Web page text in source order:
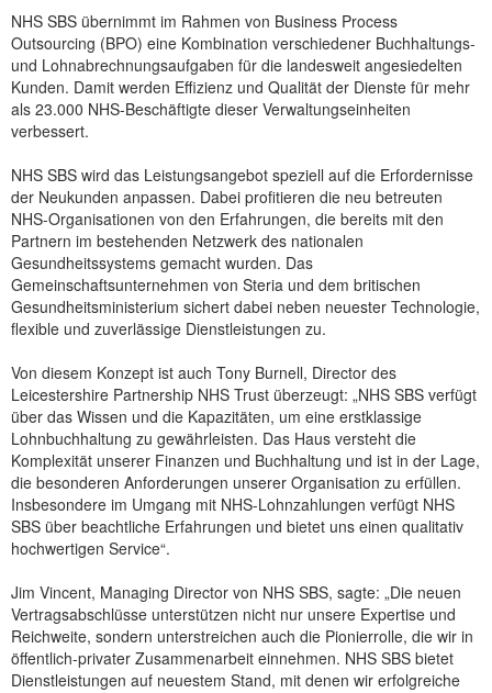
Mitglieder-Beiträge
NEUER BEITRAG
NHS SBS übernimmt im Rahmen von Business Process
Outsourcing (BPO) eine Kombination verschiedener Buchhaltungs-
und Lohnabrechnungsaufgaben für die landesweit angesiedelten
Kunden. Damit werden Effizienz und Qualität der Dienste für mehr
als 23.000 NHS-Beschäftigte dieser Verwaltungseinheiten
verbessert.
NHS SBS wird das Leistungsangebot speziell auf die Erfordernisse
der Neukunden anpassen. Dabei profitieren die neu betreuten
NHS-Organisationen von den Erfahrungen, die bereits mit den
Partnern im bestehenden Netzwerk des nationalen
Gesundheitssystems gemacht wurden. Das
Gemeinschaftsunternehmen von Steria und dem britischen
Gesundheitsministerium sichert dabei neben neuester Technologie,
flexible und zuverlässige Dienstleistungen zu.
Von diesem Konzept ist auch Tony Burnell, Director des
Leicestershire Partnership NHS Trust überzeugt: „NHS SBS verfügt
über das Wissen und die Kapazitäten, um eine erstklassige
Lohnbuchhaltung zu gewährleisten. Das Haus versteht die
Komplexität unserer Finanzen und Buchhaltung und ist in der Lage,
die besonderen Anforderungen unserer Organisation zu erfüllen.
Insbesondere im Umgang mit NHS-Lohnzahlungen verfügt NHS
SBS über beachtliche Erfahrungen und bietet uns einen qualitativ
hochwertigen Service“.
Jim Vincent, Managing Director von NHS SBS, sagte: „Die neuen
Vertragsabschlüsse unterstützen nicht nur unsere Expertise und
Reichweite, sondern unterstreichen auch die Pionierrolle, die wir in
öffentlich-privater Zusammenarbeit einnehmen. NHS SBS bietet
Dienstleistungen auf neuestem Stand, mit denen wir erfolgreiche